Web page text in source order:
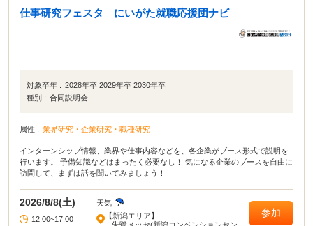
仕事研究フェスタ にいがた就職応援団ナビ
対象卒年 : 2028年卒 2029年卒 2030年卒
種別 : 合同説明会
属性 : 業界研究・企業研究・職種研究
インターンシップ情報、業界や仕事内容などを、各企業がブース形式で説明を
行います。 予備知識などはまったく必要なし！ 気になる企業のブースを自由に
訪問して、まずは話を聞いてみましょう！
2026/8/8(土)
天気
12:00~17:00
【新潟エリア】
参加